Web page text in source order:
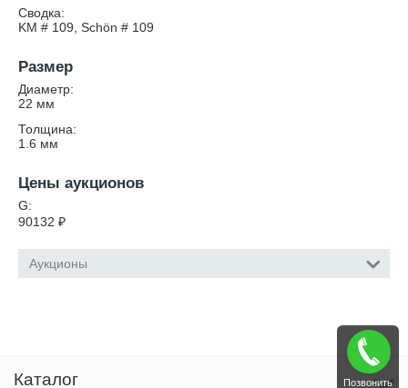
Сводка:
KM # 109, Schön # 109
Размер
Диаметр:
22 мм
Толщина:
1.6 мм
Цены аукционов
G:
90132 ₽
Аукционы
Каталог Позвонить